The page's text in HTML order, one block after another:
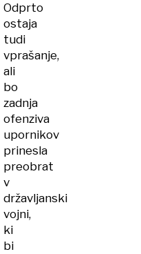
Odprto
ostaja
tudi
vprašanje,
ali
bo
zadnja
ofenziva
upornikov
prinesla
preobrat
v
državljanski
vojni,
ki
bi